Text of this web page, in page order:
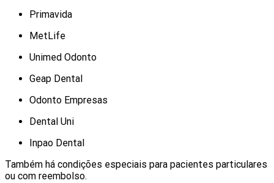
Primavida
MetLife
Unimed Odonto
Geap Dental
Odonto Empresas
Dental Uni
Inpao Dental
Também há condições especiais para pacientes particulares
ou com reembolso.